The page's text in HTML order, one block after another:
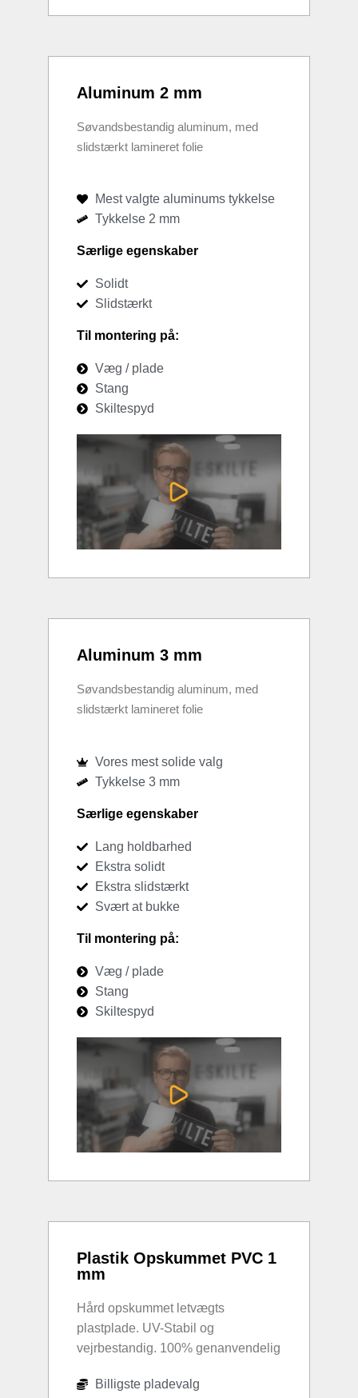
Aluminum 2 mm
Søvandsbestandig aluminum, med
slidstærkt lamineret folie
Mest valgte aluminums tykkelse
Tykkelse 2 mm
Særlige egenskaber
Solidt
Slidstærkt
Til montering på:
Væg / plade
Stang
Skiltespyd
Aluminum 3 mm
Søvandsbestandig aluminum, med
slidstærkt lamineret folie
Vores mest solide valg
Tykkelse 3 mm
Særlige egenskaber
Lang holdbarhed
Ekstra solidt
Ekstra slidstærkt
Svært at bukke
Til montering på:
Væg / plade
Stang
Skiltespyd
Plastik Opskummet PVC 1
mm
Hård opskummet letvægts
plastplade. UV-Stabil og
vejrbestandig. 100% genanvendelig
Billigste pladevalg